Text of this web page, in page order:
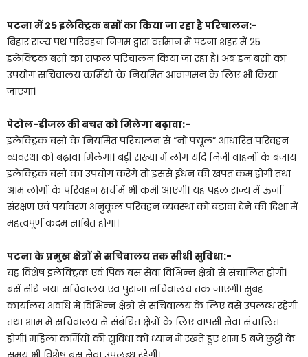
पटना में 25 इलेक्ट्रिक बसों का किया जा रहा है परिचालन:-
बिहार राज्य पथ परिवहन निगम द्वारा वर्तमान में पटना शहर में 25
इलेक्ट्रिक बसों का सफल परिचालन किया जा रहा है। अब इन बसों का
उपयोग सचिवालय कर्मियों के नियमित आवागमन के लिए भी किया
जाएगा।
पेट्रोल-डीजल की बचत को मिलेगा बढ़ावा:-
इलेक्ट्रिक बसों के नियमित परिचालन से “नो फ्यूल” आधारित परिवहन
व्यवस्था को बढ़ावा मिलेगा। बड़ी संख्या में लोग यदि निजी वाहनों के बजाय
इलेक्ट्रिक बसों का उपयोग करेंगे तो इससे ईंधन की खपत कम होगी तथा
आम लोगों के परिवहन खर्च में भी कमी आएगी। यह पहल राज्य में ऊर्जा
संरक्षण एवं पर्यावरण अनुकूल परिवहन व्यवस्था को बढ़ावा देने की दिशा में
महत्वपूर्ण कदम साबित होगा।
पटना के प्रमुख क्षेत्रों से सचिवालय तक सीधी सुविधा:-
यह विशेष इलेक्ट्रिक एवं पिंक बस सेवा विभिन्न क्षेत्रों से संचालित होगी।
बसें सीधे नया सचिवालय एवं पुराना सचिवालय तक जाएंगी। सुबह
कार्यालय अवधि में विभिन्न क्षेत्रों से सचिवालय के लिए बसें उपलब्ध रहेंगी
तथा शाम में सचिवालय से संबंधित क्षेत्रों के लिए वापसी सेवा संचालित
होगी। महिला कर्मियों की सुविधा को ध्यान में रखते हुए शाम 5 बजे छुट्टी के